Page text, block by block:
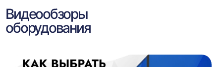
Видеообзоры
оборудования